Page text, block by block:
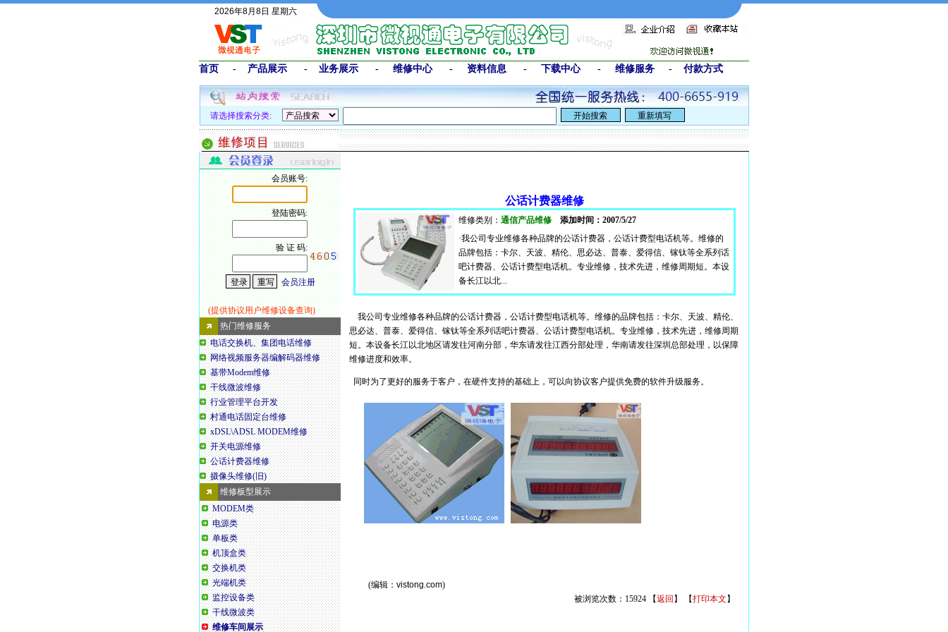
2026年8月8日 星期六
首页 - 产品展示 - 业务展示 - 维修中心- 资料信息 - 下载中心- 维修服务 - 付款方式
请选择搜索分类:
会员账号:
登陆密码:
验 证 码:
会员注册
(提供协议用户维修设备查询)
热门维修服务
电话交换机、集团电话维修
网络视频服务器编解码器维修
基带Modem维修
干线微波维修
行业管理平台开发
村通电话固定台维修
xDSL\ADSL MODEM维修
开关电源维修
公话计费器维修
摄像头维修(旧)
维修板型展示
MODEM类
电源类
单板类
机顶盒类
交换机类
光端机类
监控设备类
干线微波类
维修车间展示
公话计费器维修
维修类别： 通信产品维修 添加时间：2007/5/27
·我公司专业维修各种品牌的公话计费器，公话计费型电话机等。维修的
品牌包括：卡尔、天波、精伦、思必达、普泰、爱得信、镓钛等全系列话
吧计费器、公话计费型电话机。专业维修，技术先进，维修周期短。本设
备长江以北...
我公司专业维修各种品牌的公话计费器，公话计费型电话机等。维修的品牌包括：卡尔、天波、精伦、
思必达、普泰、爱得信、镓钛等全系列话吧计费器、公话计费型电话机。专业维修，技术先进，维修周期
短。本设备长江以北地区请发往河南分部，华东请发往江西分部处理，华南请发往深圳总部处理，以保障
维修进度和效率。
同时为了更好的服务于客户，在硬件支持的基础上，可以向协议客户提供免费的软件升级服务。
(编辑： vistong.com)
被浏览次数：15924
【返回 】 【打印本文 】